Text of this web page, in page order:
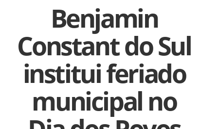
Benjamin
Constant do Sul
institui feriado
municipal no